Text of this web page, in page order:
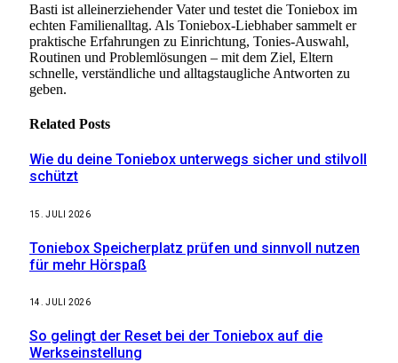
Basti ist alleinerziehender Vater und testet die Toniebox im
echten Familienalltag. Als Toniebox-Liebhaber sammelt er
praktische Erfahrungen zu Einrichtung, Tonies-Auswahl,
Routinen und Problemlösungen – mit dem Ziel, Eltern
schnelle, verständliche und alltagstaugliche Antworten zu
geben.
Related Posts
Wie du deine Toniebox unterwegs sicher und stilvoll
schützt
15. JULI 2026
Toniebox Speicherplatz prüfen und sinnvoll nutzen
für mehr Hörspaß
14. JULI 2026
So gelingt der Reset bei der Toniebox auf die
Werkseinstellung